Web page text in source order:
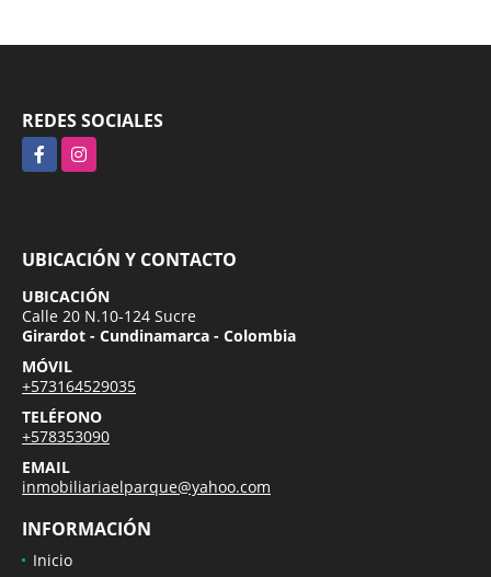
REDES SOCIALES
FacebookInstagram
UBICACIÓN Y CONTACTO
UBICACIÓN
Calle 20 N.10-124 Sucre
Girardot - Cundinamarca - Colombia
MÓVIL
+573164529035
TELÉFONO
+578353090
EMAIL
inmobiliariaelparque@yahoo.com
INFORMACIÓN
Inicio